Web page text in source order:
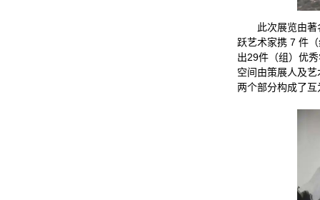
此次展览由
跃艺术家携 7 件
出29件（组）优
空间由策展人及
两个部分构成了